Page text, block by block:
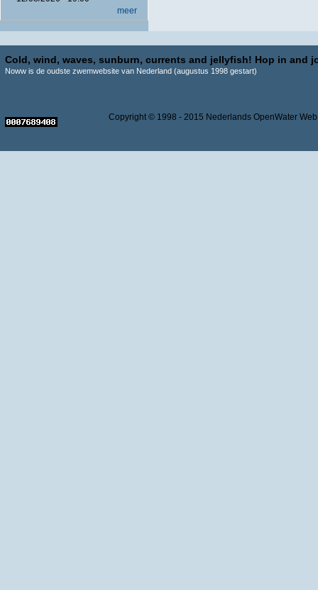
meer
Cold, wind, waves, sunburn, currents and jellyfish! Hop in and
Noww is de oudste zwemwebsite van Nederland (augustus 1998 gestart)
Copyright © 1998 - 2015 Nederlands OpenWater